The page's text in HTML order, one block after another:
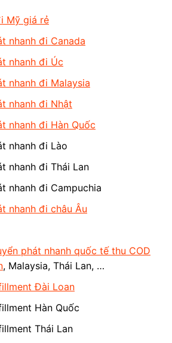
Mỹ giá rẻ
nhanh đi Canada
nhanh đi Úc
nhanh đi Malaysia
nhanh đi Nhật
nhanh đi Hàn Quốc
nhanh đi Lào
nhanh đi Thái Lan
nhanh đi Campuchia
nhanh đi châu Âu
phát nhanh quốc tế thu COD
, Malaysia, Thái Lan, …
Đài Loan
Hàn Quốc
Thái Lan